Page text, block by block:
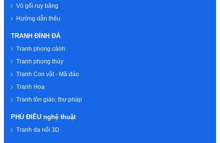
Vỏ gối ruy băng
Hướng dẫn thêu
TRANH ĐÍNH ĐÁ
Tranh phong cảnh
Tranh phong thủy
Tranh Con vật - Mã đáo
Tranh Hoa
Tranh tôn giáo, thư pháp
PHÙ ĐIÊU nghệ thuật
Tranh da nổi 3D